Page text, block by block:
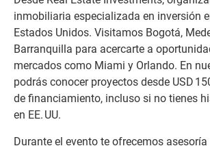
inmobiliaria especializada en inversión
Estados Unidos. Visitamos Bogotá,
Barranquilla para acercarte a
mercados como Miami y Orlando. En
podrás conocer proyectos desde USD
de financiamiento, incluso si no tienes
en EE. UU.
Durante el evento te ofrecemos